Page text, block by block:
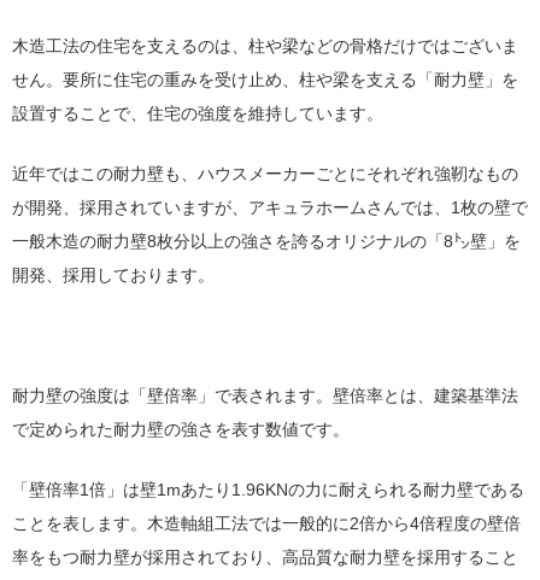
木造工法の住宅を支えるのは、柱や梁などの骨格だけではございま
せん。要所に住宅の重みを受け止め、柱や梁を支える「耐力壁」を
設置することで、住宅の強度を維持しています。
近年ではこの耐力壁も、ハウスメーカーごとにそれぞれ強靭なもの
が開発、採用されていますが、アキュラホームさんでは、1枚の壁で
一般木造の耐力壁8枚分以上の強さを誇るオリジナルの「8㌧壁」を
開発、採用しております。
耐力壁の強度は「壁倍率」で表されます。壁倍率とは、建築基準法
で定められた耐力壁の強さを表す数値です。
「壁倍率1倍」は壁1mあたり1.96KNの力に耐えられる耐力壁である
ことを表します。木造軸組工法では一般的に2倍から4倍程度の壁倍
率をもつ耐力壁が採用されており、高品質な耐力壁を採用すること